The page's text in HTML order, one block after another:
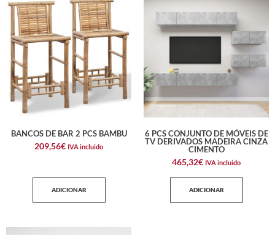
BANCOS DE BAR 2 PCS BAMBU
209,56€ IVA incluido
ADICIONAR
6 PCS CONJUNTO DE MÓVEIS DE
TV DERIVADOS MADEIRA CINZA
CIMENTO
465,32€ IVA incluido
ADICIONAR